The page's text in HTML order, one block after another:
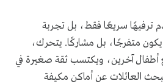
ترفيهًا سريعًا فقط، بل تجربة
متفرجًا، بل مشاركًا. يتحرك،
أطفال آخرين، ويكتسب ثقة صغيرة في
العائلات عن أماكن مكيفة